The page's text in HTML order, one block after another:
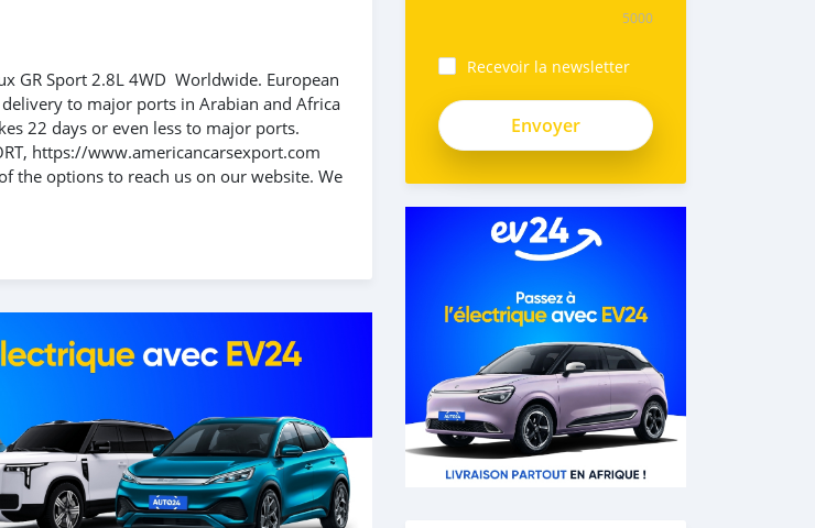
GR Sport 2.8L 4WD Worldwide. European
to major ports in Arabian and Africa
22 days or even less to major ports.
https://www.americancarsexport.com
the options to reach us on our website. We
5000
Recevoir la newsletter